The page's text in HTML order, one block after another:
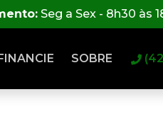
Seg a Sex - 8h30 às
SOBRE